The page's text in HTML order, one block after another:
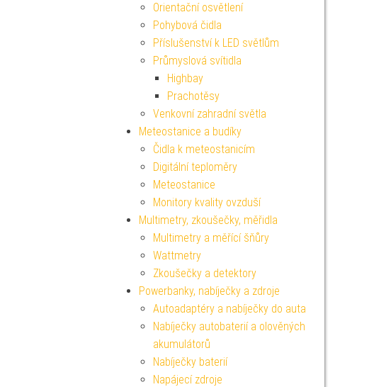
Orientační osvětlení
Pohybová čidla
Příslušenství k LED světlům
Průmyslová svítidla
Highbay
Prachotěsy
Venkovní zahradní světla
Meteostanice a budíky
Čidla k meteostanicím
Digitální teploměry
Meteostanice
Monitory kvality ovzduší
Multimetry, zkoušečky, měřidla
Multimetry a měřící šňůry
Wattmetry
Zkoušečky a detektory
Powerbanky, nabíječky a zdroje
Autoadaptéry a nabíječky do auta
Nabíječky autobaterií a olověných
akumulátorů
Nabíječky baterií
Napájecí zdroje